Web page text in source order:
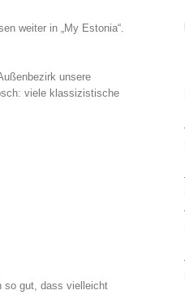
weiter in „My Estonia“.
unsere
viele klassizistische
so gut, dass vielleicht